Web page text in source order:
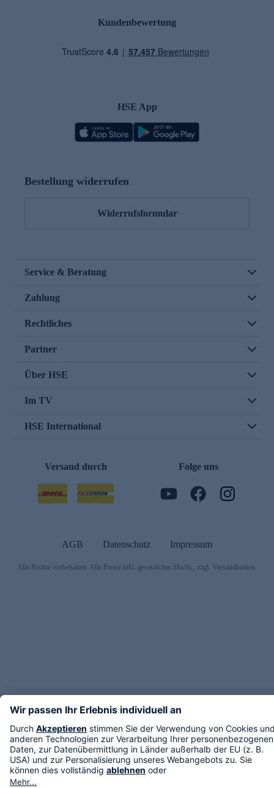
Kundenbewertung
HSE App
Bestellung widerrufen
Widerrufsformular
Service & Beratung
Zahlung
Rechtliches
Partner
Über HSE
Im TV
HSE International
Versand durch Folge uns
AGB Datenschutz Impressum
Alle Rechte vorbehalten. Alle Preise inkl. gesetzlicher MwSt., zzgl. Versandkosten.